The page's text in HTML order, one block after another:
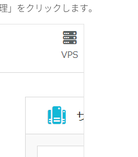
」をクリックします。